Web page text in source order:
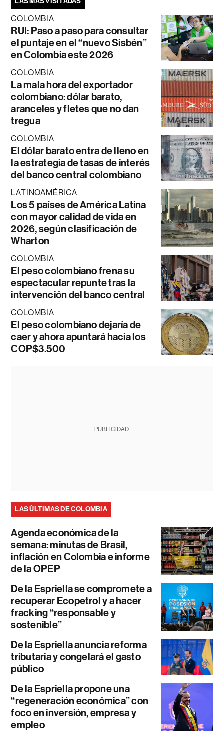
COLOMBIA
RUI: Paso a paso para consultar
el puntaje en el “nuevo Sisbén”
en Colombia este 2026
COLOMBIA
La mala hora del exportador
colombiano: dólar barato,
aranceles y fletes que no dan
tregua
COLOMBIA
El dólar barato entra de lleno en
la estrategia de tasas de interés
del banco central colombiano
LATINOAMÉRICA
Los 5 países de América Latina
con mayor calidad de vida en
2026, según clasificación de
Wharton
COLOMBIA
El peso colombiano frena su
espectacular repunte tras la
intervención del banco central
COLOMBIA
El peso colombiano dejaría de
caer y ahora apuntará hacia los
COP$3.500
PUBLICIDAD
LAS ÚLTIMAS DE COLOMBIA
Agenda económica de la
semana: minutas de Brasil,
inflación en Colombia e informe
de la OPEP
De la Espriella se compromete a
recuperar Ecopetrol y a hacer
fracking “responsable y
sostenible”
De la Espriella anuncia reforma
tributaria y congelará el gasto
público
De la Espriella propone una
“regeneración económica” con
foco en inversión, empresa y
empleo